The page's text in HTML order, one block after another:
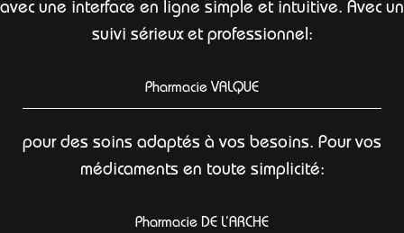
avec une interface en ligne simple et intuitive. Avec un
suivi sérieux et professionnel:
Pharmacie VALQUE
pour des soins adaptés à vos besoins. Pour vos
médicaments en toute simplicité:
Pharmacie DE L’ARCHE